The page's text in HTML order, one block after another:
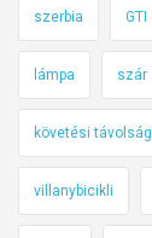
szerbia GTI
lámpa szár
követési távolság
villanybicikli